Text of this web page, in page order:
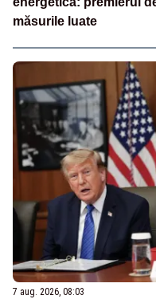
măsurile luate
7 aug. 2026, 08:03